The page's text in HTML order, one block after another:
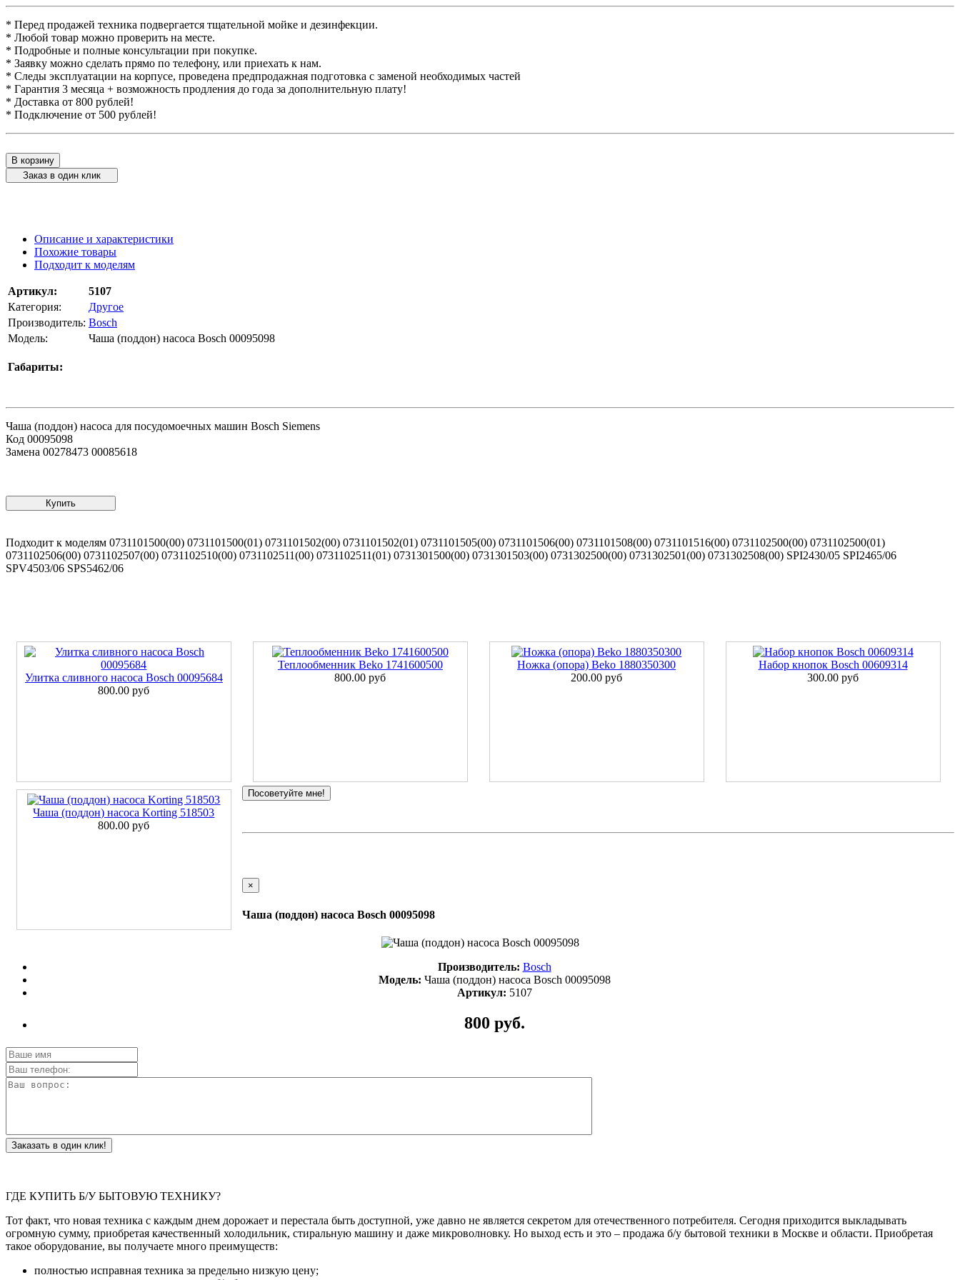
* Перед продажей техника подвергается тщательной мойке и дезинфекции.
* Любой товар можно проверить на месте.
* Подробные и полные консультации при покупке.
* Заявку можно сделать прямо по телефону, или приехать к нам.
* Следы эксплуатации на корпусе, проведена предпродажная подготовка с заменой необходимых частей
* Гарантия 3 месяца + возможность продления до года за дополнительную плату!
* Доставка от 800 рублей!
* Подключение от 500 рублей!
В корзину
Заказ в один клик
Описание и характеристики
Похожие товары
Подходит к моделям
Артикул:
5107
Категория:
Другое
Производитель: Bosch
Модель:
Чаша (поддон) насоса Bosch 00095098
Габариты:
Чаша (поддон) насоса для посудомоечных машин Bosch Siemens
Код 00095098
Замена 00278473 00085618
Подходит к моделям 0731101500(00) 0731101500(01) 0731101502(00) 0731101502(01) 0731101505(00) 0731101506(00) 0731101508(00) 0731101516(00) 0731102500(00) 0731102500(01)
0731102506(00) 0731102507(00) 0731102510(00) 0731102511(00) 0731102511(01) 0731301500(00) 0731301503(00) 0731302500(00) 0731302501(00) 0731302508(00) SPI2430/05 SPI2465/06
SPV4503/06 SPS5462/06
Улитка сливного насоса Bosch 00095684
800.00 руб
Теплообменник Beko 1741600500
800.00 руб
Ножка (опора) Beko 1880350300
200.00 руб
Набор кнопок Bosch 00609314
300.00 руб
Чаша (поддон) насоса Korting 518503
800.00 руб
Посоветуйте мне!
×
Чаша (поддон) насоса Bosch 00095098
Производитель: Bosch
Модель: Чаша (поддон) насоса Bosch 00095098
Артикул: 5107
800 руб.
Заказать в один клик!
ГДЕ КУПИТЬ Б/У БЫТОВУЮ ТЕХНИКУ?
Тот факт, что новая техника с каждым днем дорожает и перестала быть доступной, уже давно не является секретом для отечественного потребителя. Сегодня приходится выкладывать
огромную сумму, приобретая качественный холодильник, стиральную машину и даже микроволновку. Но выход есть и это – продажа б/у бытовой техники в Москве и области. Приобретая
такое оборудование, вы получаете много преимуществ:
полностью исправная техника за предельно низкую цену;